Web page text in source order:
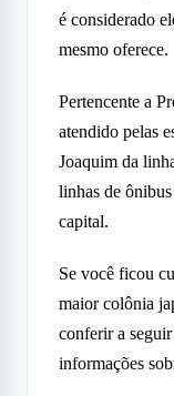
é considerado
mesmo oferece.
Pertencente a
atendido pelas
Joaquim da
linhas de
capital.
Se você ficou
maior colônia
conferir a
informações